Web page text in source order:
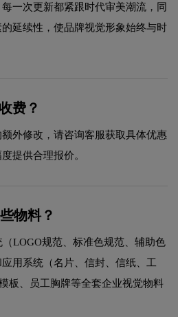
一次更新都紧跟时代审美潮流，同
延续性，使品牌视觉形象始终与时
费？
外修改，请咨询客服获取具体优惠
提供合理报价。
物料？
LOGO规范、标准色规范、辅助色
用系统（名片、信封、信纸、工
板、员工胸牌等全套企业视觉物料